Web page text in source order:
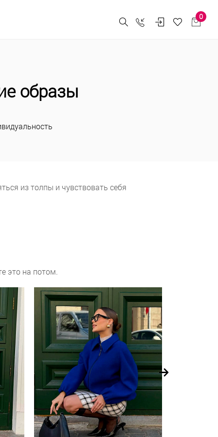
0
образы
из толпы и чувствовать себя
это на потом.